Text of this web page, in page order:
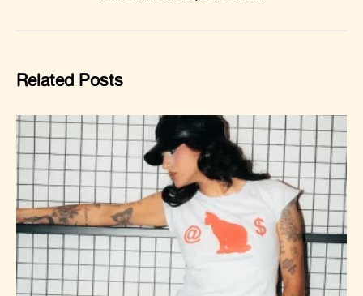
Related Posts